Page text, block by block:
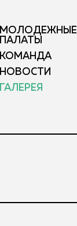
МОЛОДЕЖНЫЕ
ПАЛАТЫ
КОМАНДА
НОВОСТИ
ГАЛЕРЕЯ